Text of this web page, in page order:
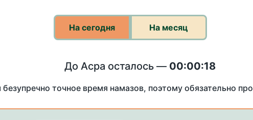
На сегодня На месяц
До Асра осталось — 00:00:18
точное время намазов, поэтому обязательно